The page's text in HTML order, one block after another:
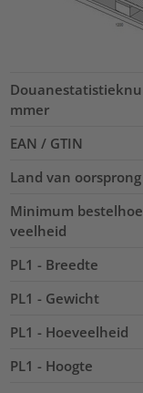
Douanestatistieknu
mmer
EAN / GTIN
Land van oorsprong
Minimum bestelhoe
veelheid
PL1 - Breedte
PL1 - Gewicht
PL1 - Hoeveelheid
PL1 - Hoogte